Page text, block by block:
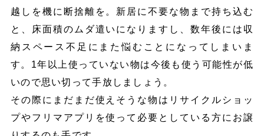
越しを機に断捨離を。新居に不要な物まで持ち込む
と、床面積のムダ遣いになりますし、数年後には収
納スペース不足にまた悩むことになってしまいま
す。1年以上使っていない物は今後も使う可能性が低
いので思い切って手放しましょう。
その際にまだまだ使えそうな物はリサイクルショッ
プやフリマアプリを使って必要としている方にお譲